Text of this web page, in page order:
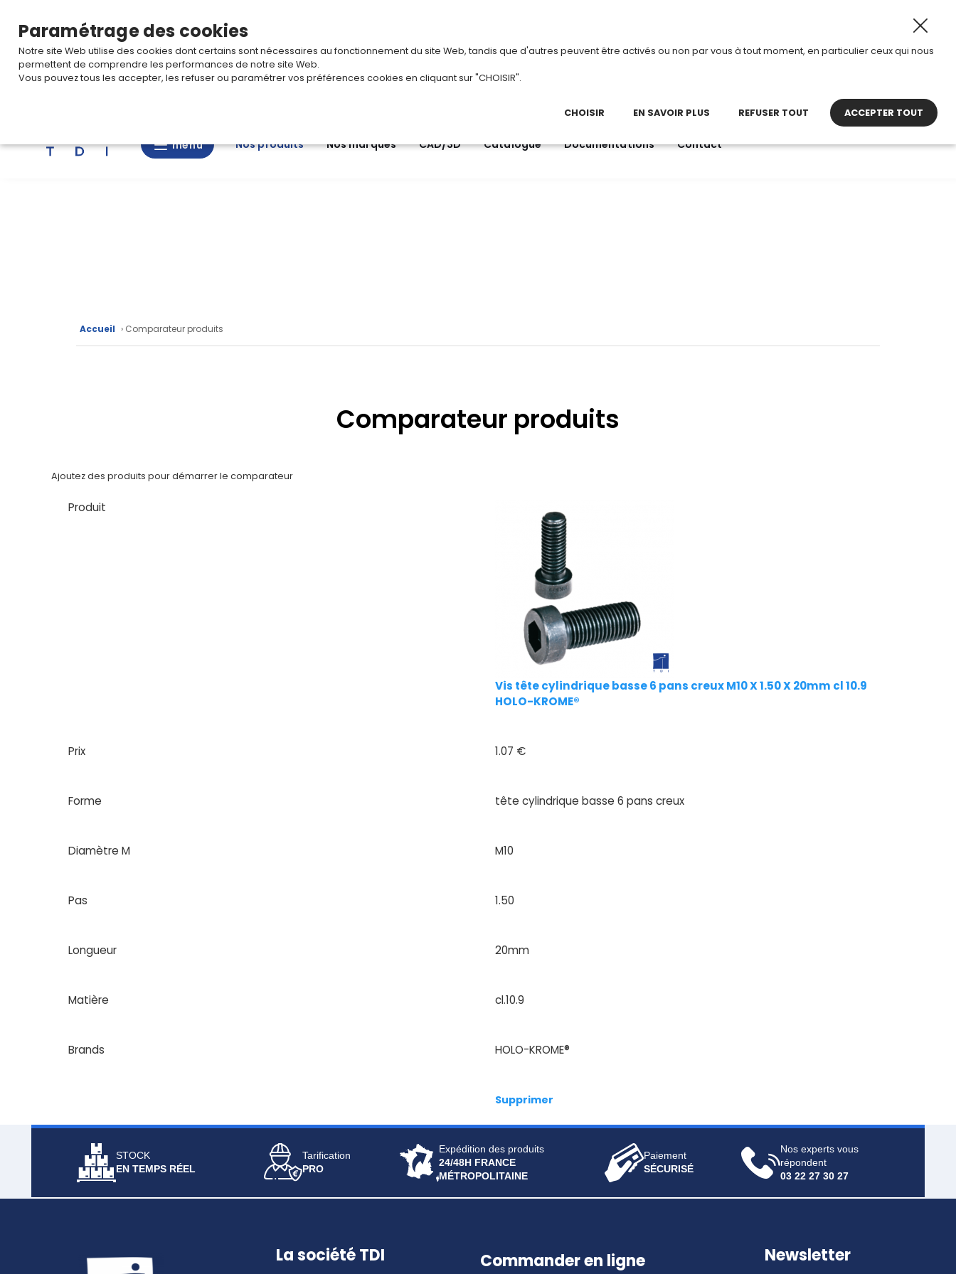
Du 3 au 28 août 2026, TDI passe en mode été. •Horaires
Fiches
techniques
panier
menu
menu Nos produits Nos marques CAD/3D Catalogue Documentations Contact
Accueil › Comparateur produits
Comparateur produits
Ajoutez des produits pour démarrer le comparateur
Produit
Vis tête cylindrique basse 6 pans creux M10 X 1.50 X 20mm cl 10.9
HOLO-KROME®
Prix 1.07 €
Forme tête cylindrique basse 6 pans creux
Diamètre M M10
Pas 1.50
Longueur 20mm
Matière cl.10.9
Brands HOLO-KROME®
Supprimer
STOCK
EN TEMPS RÉEL
Tarification
PRO
Expédition des produits
24/48H FRANCE
MÉTROPOLITAINE
Paiement
SÉCURISÉ
Nos experts vous
répondent
03 22 27 30 27
La société TDI Commander en ligne Newsletter
Paramétrage des cookies
Notre site Web utilise des cookies dont certains sont nécessaires au fonctionnement du site Web, tandis que d'autres peuvent être activés ou non par vous à tout moment, en particulier ceux qui nous
permettent de comprendre les performances de notre site Web.
Vous pouvez tous les accepter, les refuser ou paramétrer vos préférences cookies en cliquant sur "CHOISIR".
CHOISIR EN SAVOIR PLUS REFUSER TOUT ACCEPTER TOUT